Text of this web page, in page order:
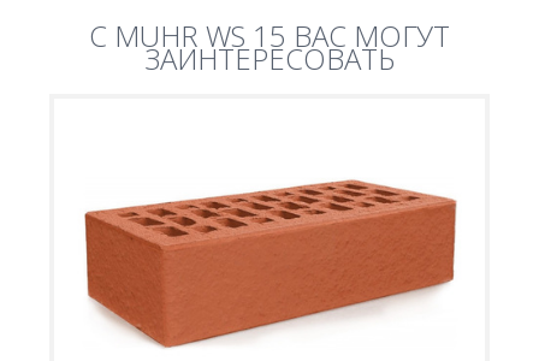
C MUHR WS 15 ВАС МОГУТ
ЗАИНТЕРЕСОВАТЬ